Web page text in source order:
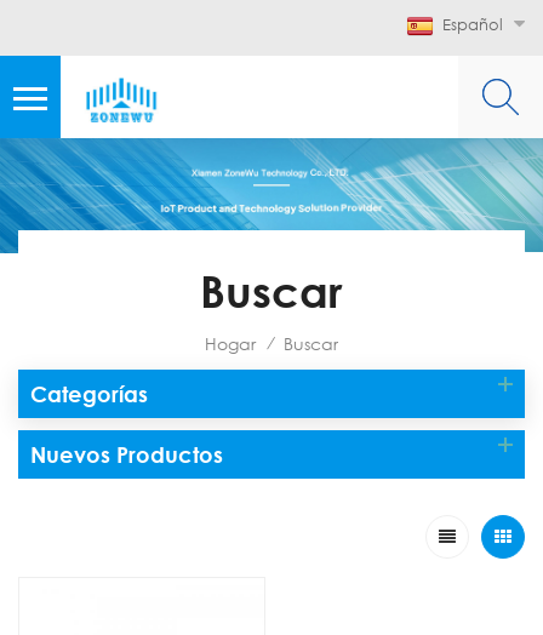
Español
Buscar
Hogar / Buscar
Categorías
Nuevos Productos